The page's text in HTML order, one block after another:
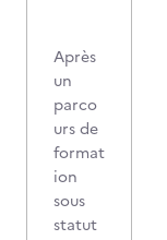
Après
un
parco
urs de
format
ion
sous
statut